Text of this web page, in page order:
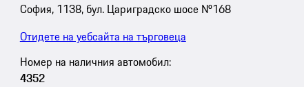
София, 1138, бул. Цариградско шосе №168
Отидете на уебсайта на търговеца
Номер на наличния автомобил:
4352